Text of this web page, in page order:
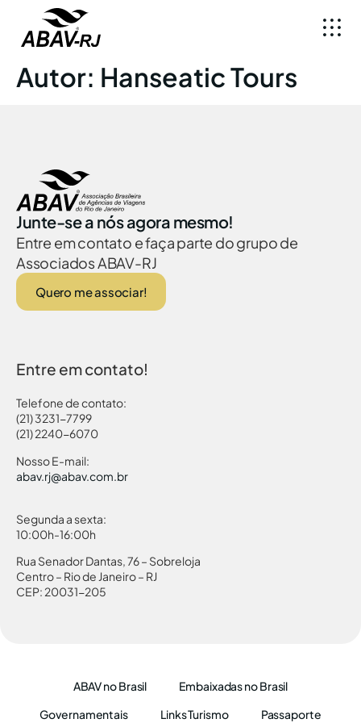
Autor: Hanseatic Tours
Junte-se a nós agora mesmo!
Entre em contato e faça parte do grupo de
Associados ABAV-RJ
Quero me associar!
Entre em contato!
Telefone de contato:
(21) 3231-7799
(21) 2240-6070
Nosso E-mail:
abav.rj@abav.com.br
Segunda a sexta:
10:00h-16:00h
Rua Senador Dantas, 76 – Sobreloja
Centro – Rio de Janeiro – RJ
CEP: 20031-205
ABAV no Brasil
Embaixadas no Brasil
Governamentais
Links Turismo Passaporte